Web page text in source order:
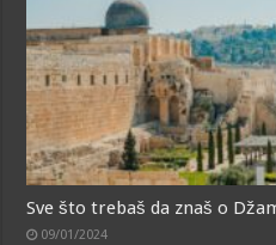
Sve što trebaš da znaš o
09/01/2024